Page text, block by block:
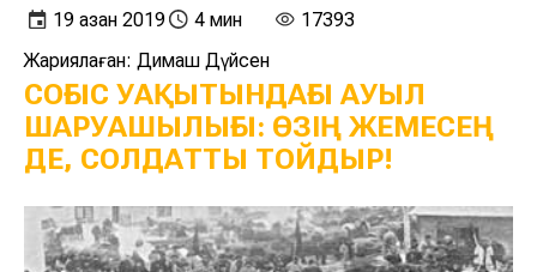
19 қазан 2019 4 мин
17393
Жариялаған: Димаш Дүйсен
СОҒЫС УАҚЫТЫНДАҒЫ АУЫЛ
ШАРУАШЫЛЫҒЫ: ӨЗІҢ ЖЕМЕСЕҢ
ДЕ, СОЛДАТТЫ ТОЙДЫР!